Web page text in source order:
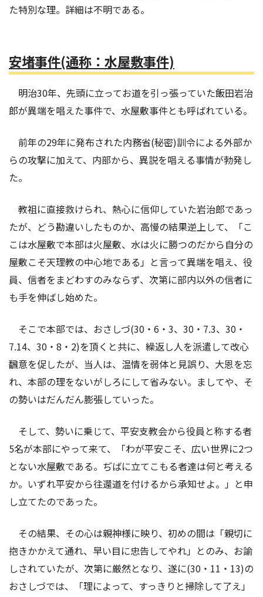
た特別な理。詳細は不明である。
安堵事件(通称：水屋敷事件)
明治30年、先頭に立ってお道を引っ張っていた飯田岩治
郎が異端を唱えた事件で、水屋敷事件とも呼ばれている。
前年の29年に発布された内務省(秘密)訓令による外部か
らの攻撃に加えて、内部から、異説を唱える事情が勃発し
た。
教祖に直接救けられ、熱心に信仰していた岩治郎であっ
たが、どう勘違いしたものか、高慢の結果逆上して、「こ
こは水屋敷で本部は火屋敷、水は火に勝つのだから自分の
屋敷こそ天理教の中心地である」と言って異端を唱え、役
員、信者をまどわすのみならず、次第に部内以外の信者に
も手を伸ばし始めた。
そこで本部では、おさしづ(30・6・3、30・7.3、30・
7.14、30・8・2)を頂くと共に、繰返し人を派遣して改心
飜意を促したが、当人は、温情を弱体と見誤り、大恩を忘
れ、本部の理をないがしろにして省みない。ましてや、そ
の勢いはだんだん膨張していった。
そして、勢いに乗じて、平安支教会から役員と称する者
5名が本部にやって来て、「わが平安こそ、広い世界に2つ
とない水屋敷である。ぢばに立てこもる者達は何と考える
か。いずれ平安から往還道を付けるから承知せよ。」と申
し立てたのであった。
その結果、その心は親神様に映り、初めの間は「親切に
抱きかかえて通れ、早い目に忠告してやれ」とのみ、お諭
しされていたが、次第に厳然となり、遂に(30・11・13)の
おさしづでは、「理によって、すっきりと掃除して了え」